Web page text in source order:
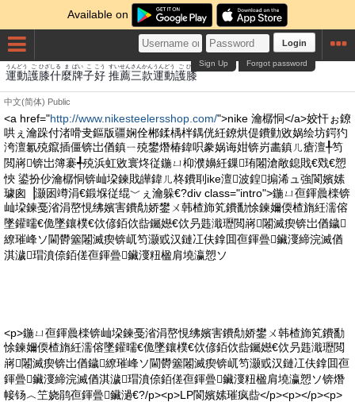
Available on
Login
Forgot password
Sign Up
運動
うんどう
護
ご
膝
ひざ
什
しる
麼
ま
牌
ぱい
子
こ
好
こう
推薦
すいせん
三
さん
款
かん
運動
うんどう
護
ご
膝
ひざ
中文(简体) Public
<a href="http://www.nikesteelersshop.com/">nike 瀹樼恫</a>姣忓ぉ鐐
哄ぇ瀹跺付渚嗗叏鏂版疆娴佺郴鍒楀柈鍝侊紝鐐烘偍鐨勭敓娲绘坊鍔犳
洿澶氱殑鑹插僵锛岀偤鎮ㄧ殑鐢熸椿鍏呮豢娲诲姏锛岃畵鎮ㄦ瘡澶╀笉
閲嶈锛岀簿褰╃殑浜虹敓寰炵従鍦ㄩ枊濮嬶紝鏁珛闂滄敞鎴戝€戣€愬
悏 鍙扮仯瀹樼恫锛屾垜鍊戝皣鍏ㄦ柊鐨刵ike澶波鍠搧浠ュ強閬嬪嫊
璩囪▕灏囦竴涓€鍛堢従绲﹀ぇ瀹躲€?div class="intro">鍦ㄩ亱鍕曟檪锛
屾垜鍊戞渻涓嶅悓绋嬪害鐨勪娇鐢ㄨ韩楂斾笂鐨勫悇鍊嬭偄楂旓紝濡傛
墜鑵曘€佹墜鑲樸€佽偐銆佽啙钃嬨€佽叧韪濈瓑閲嶈闂滅瘈锛岀偤鐬
繚璀峰ソ閫欎簺闂滅瘈锛屼笉灏戜汉鏈冮伕鎿囬亱鍕曡鑶濅締浣滅偤
淇濊瑁濆倷銆傞亱鍕曡鑶濅粈楹肩墝瀛愬ソ
<p>鍦ㄩ亱鍕曟檪锛屾垜鍊戞渻涓嶅悓绋嬪害鐨勪娇鐢ㄨ韩楂斾笂鐨勫
悇鍊嬭偄楂旓紝濡傛墜鑵曘€佹墜鑲樸€佽偐銆佽啙钃嬨€佽叧韪濈瓑閲
嶈闂滅瘈锛岀偤鐬繚璀峰ソ閫欎簺闂滅瘈锛屼笉灏戜汉鏈冮伕鎿囬亱
鍕曡鑶濅締浣滅偤淇濊瑁濆倷銆傞亱鍕曡鑶濅粈楹肩墝瀛愬ソ锛熸
帹钖︿笁娆鹃亱鍕曡鑶濄€?/p><p>LP閬嬪嫊璀疯啙</p><p></p><p>